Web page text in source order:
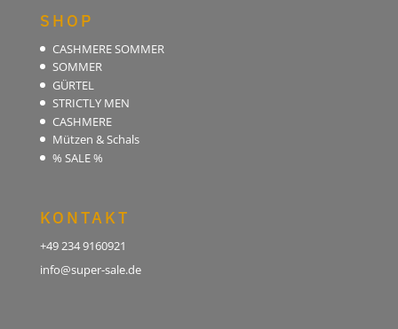
SHOP
CASHMERE SOMMER
SOMMER
GÜRTEL
STRICTLY MEN
CASHMERE
Mützen & Schals
% SALE %
KONTAKT
+49 234 9160921
info@super-sale.de